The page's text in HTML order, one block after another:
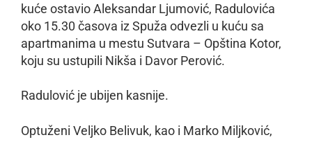
kuće ostavio Aleksandar Ljumović, Radulovića
oko 15.30 časova iz Spuža odvezli u kuću sa
apartmanima u mestu Sutvara – Opština Kotor,
koju su ustupili Nikša i Davor Perović.
Radulović je ubijen kasnije.
Optuženi Veljko Belivuk, kao i Marko Miljković,